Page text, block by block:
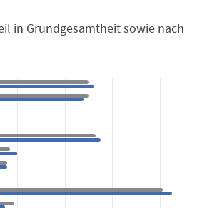
sowie nach Antwortenden - 2021
Anteil in Grundgesamtheit sowie
from 10 to 85.
in Grundgesamtheit sowie nach